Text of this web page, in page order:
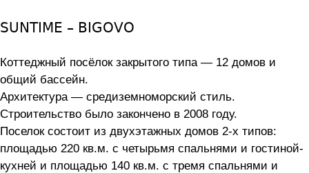
SUNTIME – BIGOVO
Коттеджный посёлок закрытого типа — 12 домов и
общий бассейн.
Архитектура — средиземноморский стиль.
Строительство было закончено в 2008 году.
Поселок состоит из двухэтажных домов 2-х типов:
площадью 220 кв.м. с четырьмя спальнями и гостиной-
кухней и площадью 140 кв.м. с тремя спальнями и